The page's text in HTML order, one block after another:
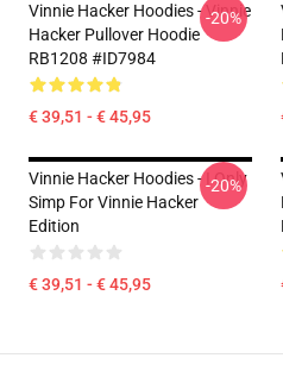
Vinnie Hacker Hoodies - Vinnie
Hacker Pullover Hoodie
RB1208 #ID7984
€ 39,51 - € 45,95
-20%
Vinnie Hacker Hoodies - I Only
Simp For Vinnie Hacker
Edition
€ 39,51 - € 45,95
-20%